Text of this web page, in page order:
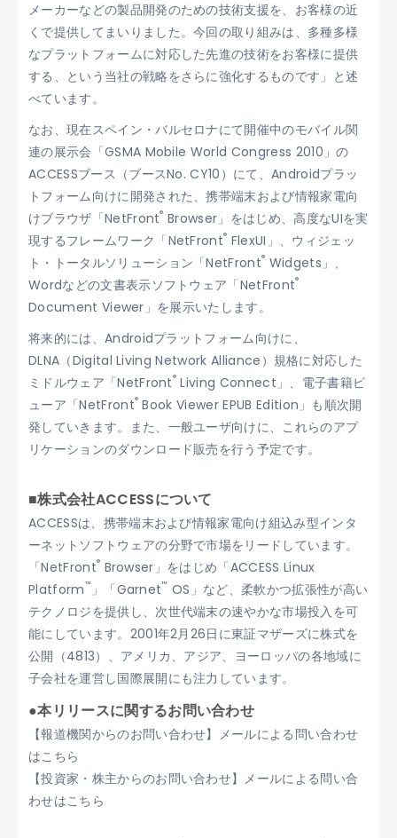
メーカーなどの製品開発のための技術支援を、お客様の近
くで提供してまいりました。今回の取り組みは、多種多様
なプラットフォームに対応した先進の技術をお客様に提供
する、という当社の戦略をさらに強化するものです」と述
べています。
なお、現在スペイン・バルセロナにて開催中のモバイル関
連の展示会「GSMA Mobile World Congress 2010」の
ACCESSブース（ブースNo. CY10）にて、Androidプラッ
トフォーム向けに開発された、携帯端末および情報家電向
けブラウザ「NetFront® Browser」をはじめ、高度なUIを実
現するフレームワーク「NetFront® FlexUI」、ウィジェッ
ト・トータルソリューション「NetFront® Widgets」、
Wordなどの文書表示ソフトウェア「NetFront®
Document Viewer」を展示いたします。
将来的には、Androidプラットフォーム向けに、
DLNA（Digital Living Network Alliance）規格に対応した
ミドルウェア「NetFront® Living Connect」、電子書籍ビ
ューア「NetFront® Book Viewer EPUB Edition」も順次開
発していきます。また、一般ユーザ向けに、これらのアプ
リケーションのダウンロード販売を行う予定です。
■株式会社ACCESSについて
ACCESSは、携帯端末および情報家電向け組込み型インタ
ーネットソフトウェアの分野で市場をリードしています。
「NetFront® Browser」をはじめ「ACCESS Linux
Platform™ 」「Garnet™ OS」など、柔軟かつ拡張性が高い
テクノロジを提供し、次世代端末の速やかな市場投入を可
能にしています。2001年2月26日に東証マザーズに株式を
公開（4813）、アメリカ、アジア、ヨーロッパの各地域に
子会社を運営し国際展開にも注力しています。
●本リリースに関するお問い合わせ
【報道機関からのお問い合わせ】メールによる問い合わせ
はこちら
【投資家・株主からのお問い合わせ】メールによる問い合
わせはこちら